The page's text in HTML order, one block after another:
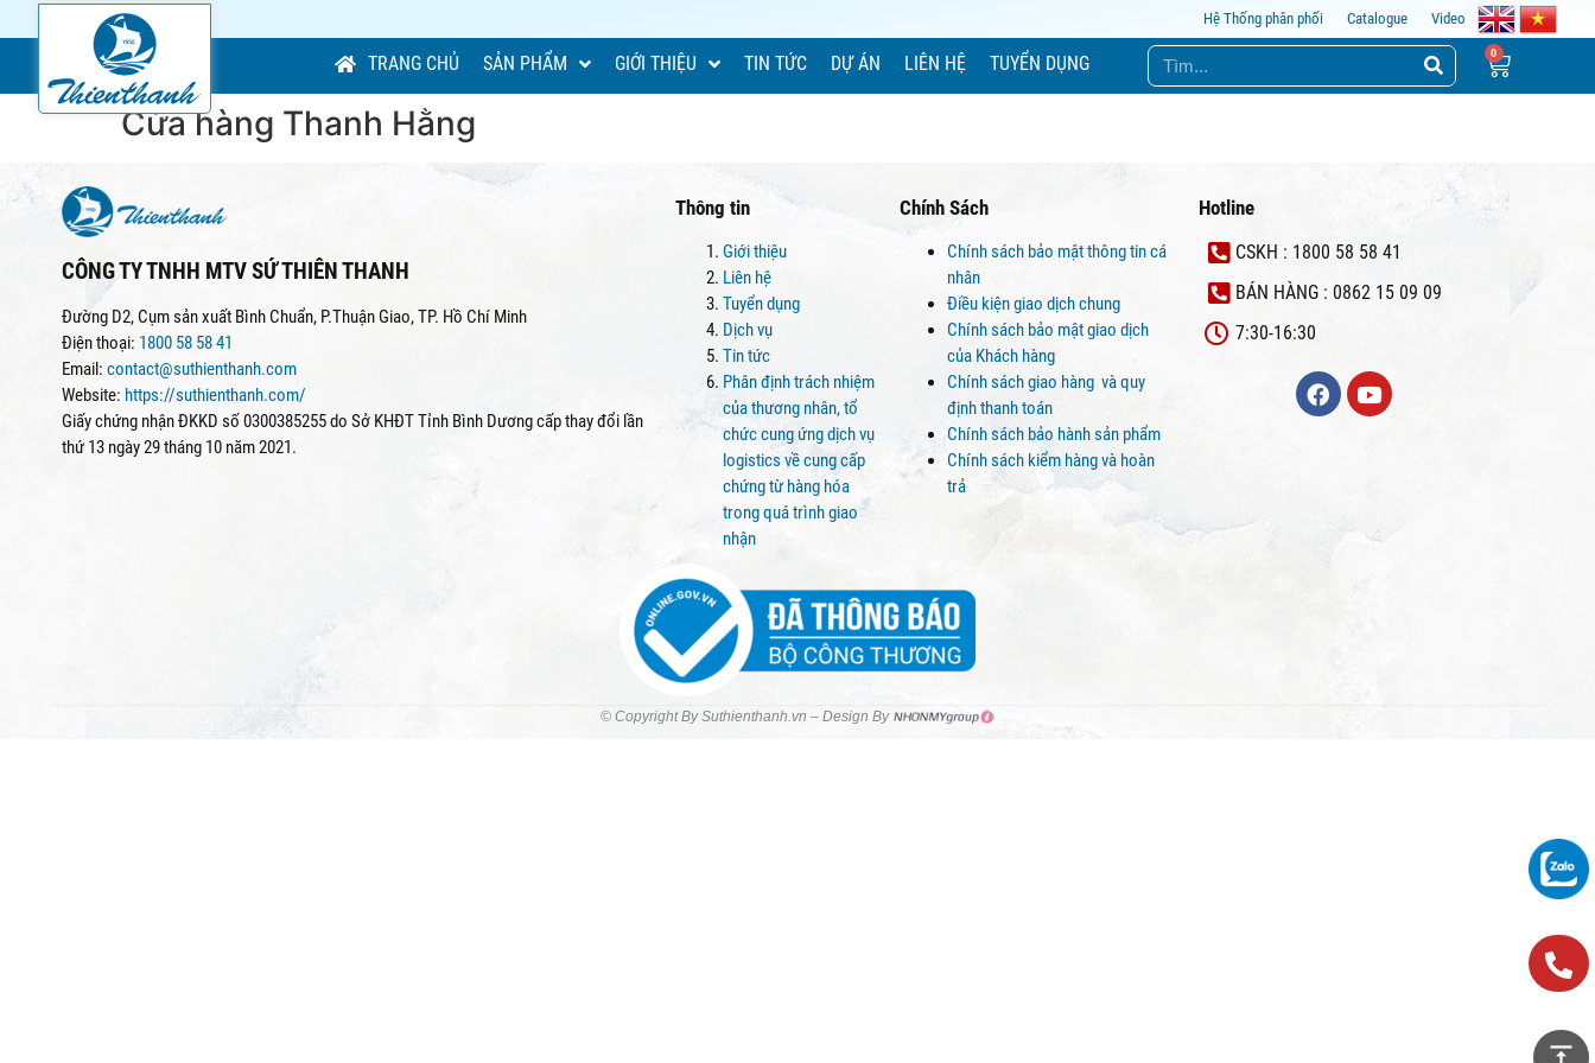
Hệ Thống phân phối Catalogue Video
TRANG CHỦ SẢN PHẨM GIỚI THIỆU TIN TỨC DỰ ÁN LIÊN HỆ TUYỂN DỤNG
Cửa hàng Thanh Hằng
CÔNG TY TNHH MTV SỨ THIÊN THANH
Đường D2, Cụm sản xuất Bình Chuẩn, P.Thuận Giao, TP. Hồ Chí Minh
Điện thoại: 1800 58 58 41
Email: contact@suthienthanh.com
Website: https://suthienthanh.com/
Giấy chứng nhận ĐKKD số 0300385255 do Sở KHĐT Tỉnh Bình Dương cấp thay đổi lần
thứ 13 ngày 29 tháng 10 năm 2021.
Thông tin
Giới thiệu
Liên hệ
Tuyển dụng
Dịch vụ
Tin tức
Phân định trách nhiệm
của thương nhân, tổ
chức cung ứng dịch vụ
logistics về cung cấp
chứng từ hàng hóa
trong quá trình giao
nhận
Chính Sách
Chính sách bảo mật thông tin cá
nhân
Điều kiện giao dịch chung
Chính sách bảo mật giao dịch
của Khách hàng
Chính sách giao hàng và quy
định thanh toán
Chính sách bảo hành sản phẩm
Chính sách kiểm hàng và hoàn
trả
Hotline
CSKH : 1800 58 58 41
BÁN HÀNG : 0862 15 09 09
7:30-16:30
© Copyright By Suthienthanh.vn – Design By